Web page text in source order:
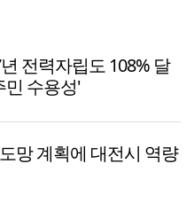
전력자립도 108% 달
민 수용성'
망 계획에 대전시 역량